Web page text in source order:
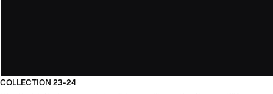
COLLECTION 23-24